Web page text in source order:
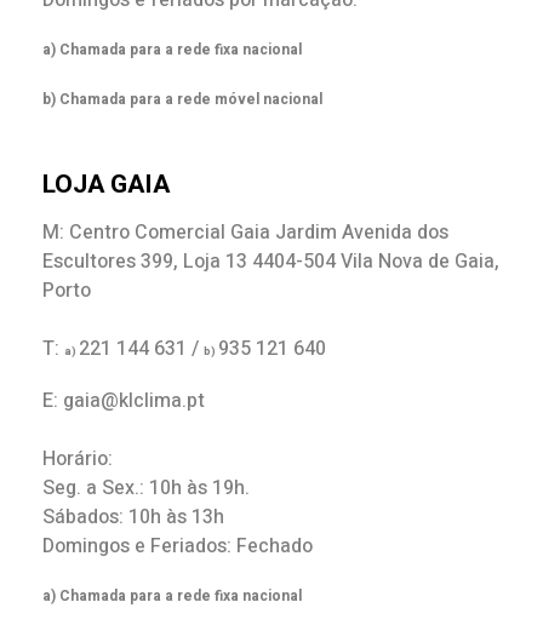
a) Chamada para a rede fixa nacional
b) Chamada para a rede móvel nacional
LOJA GAIA
M: Centro Comercial Gaia Jardim Avenida dos
Escultores 399, Loja 13 4404-504 Vila Nova de Gaia,
Porto
T: a) 221 144 631 / b) 935 121 640
E: gaia@klclima.pt
Horário:
Seg. a Sex.: 10h às 19h.
Sábados: 10h às 13h
Domingos e Feriados: Fechado
a) Chamada para a rede fixa nacional